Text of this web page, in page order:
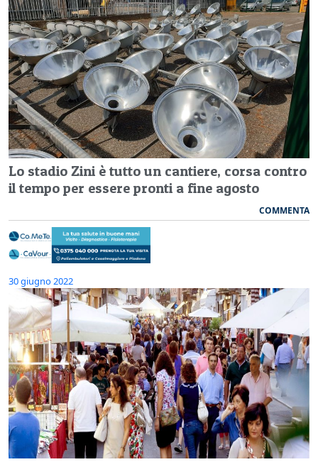
Lo stadio Zini è tutto un cantiere, corsa contro
il tempo per essere pronti a fine agosto
COMMENTA
30 giugno 2022